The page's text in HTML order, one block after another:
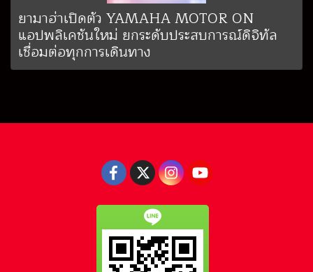
ยามาฮ่าเปิดตัว YAMAHA MOTOR ON
แอปพลิเคชันใหม่ ยกระดับประสบการณ์ดิจิทัล
เชื่อมต่อทุกการเดินทาง